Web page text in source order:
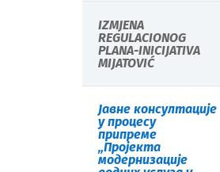
IZMJENA
REGULACIONOG
PLANA-INICIJATIVA
MIJATOVIĆ
Јавне консултације
у процесу
припреме
„Пројекта
модернизације